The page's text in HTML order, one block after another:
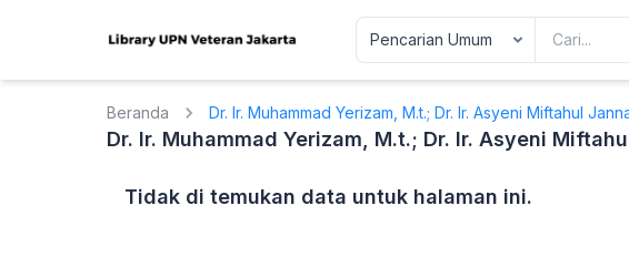
Beranda Dr. Ir. Muhammad Yerizam, M.t.; Dr. Ir. Asyeni Miftahul
Dr. Ir. Muhammad Yerizam, M.t.; Dr. Ir. Asyeni
Tidak di temukan data untuk halaman ini.